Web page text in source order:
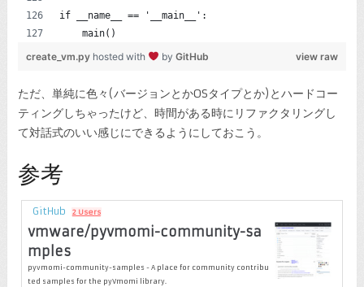
if __name__ == '__main__':
    main()
view raw
create_vm.py hosted with by GitHub
ただ、単純に色々(バージョンとかOSタイプとか)とハードコー
ティングしちゃったけど、時間がある時にリファクタリングし
て対話式のいい感じにできるようにしておこう。
参考
GitHub 2 Users
vmware/pyvmomi-community-sa
mples
pyvmomi-community-samples - A place for community contribu
ted samples for the pyVmomi library.